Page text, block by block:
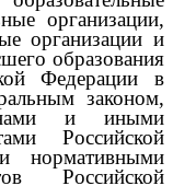
организации,
организации и
образования
Федерации в
законом,
и иными
Российской
нормативными
Российской